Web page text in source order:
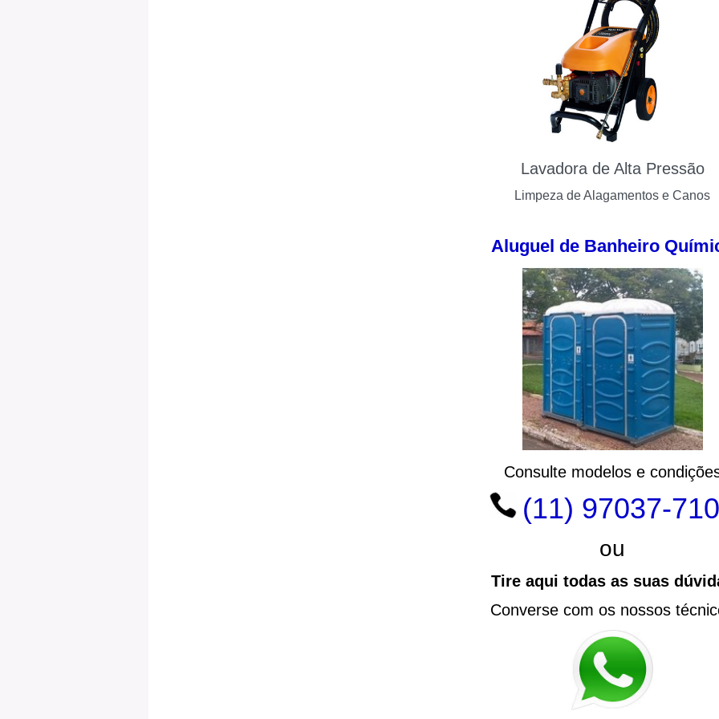
Lavadora de Alta Pressão
Limpeza de Alagamentos e Canos
Aluguel de Banheiro
Consulte modelos e
(11) 97037-
ou
Tire aqui todas as suas
Converse com os nossos